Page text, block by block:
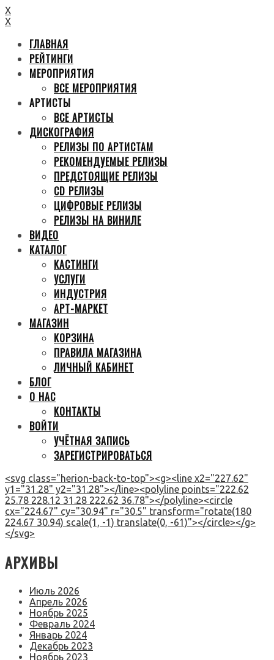
X
X
ГЛАВНАЯ
РЕЙТИНГИ
МЕРОПРИЯТИЯ
ВСЕ МЕРОПРИЯТИЯ
АРТИСТЫ
ВСЕ АРТИСТЫ
ДИСКОГРАФИЯ
РЕЛИЗЫ ПО АРТИСТАМ
РЕКОМЕНДУЕМЫЕ РЕЛИЗЫ
ПРЕДСТОЯЩИЕ РЕЛИЗЫ
CD РЕЛИЗЫ
ЦИФРОВЫЕ РЕЛИЗЫ
РЕЛИЗЫ НА ВИНИЛЕ
ВИДЕО
КАТАЛОГ
КАСТИНГИ
УСЛУГИ
ИНДУСТРИЯ
АРТ-МАРКЕТ
МАГАЗИН
КОРЗИНА
ПРАВИЛА МАГАЗИНА
ЛИЧНЫЙ КАБИНЕТ
БЛОГ
О НАС
КОНТАКТЫ
ВОЙТИ
УЧЁТНАЯ ЗАПИСЬ
ЗАРЕГИСТРИРОВАТЬСЯ
<svg class="herion-back-to-top"><g><line x2="227.62"
y1="31.28" y2="31.28"></line><polyline points="222.62
25.78 228.12 31.28 222.62 36.78"></polyline><circle
cx="224.67" cy="30.94" r="30.5" transform="rotate(180
224.67 30.94) scale(1, -1) translate(0, -61)"></circle></g>
</svg>
АРХИВЫ
Июль 2026
Апрель 2026
Ноябрь 2025
Февраль 2024
Январь 2024
Декабрь 2023
Ноябрь 2023